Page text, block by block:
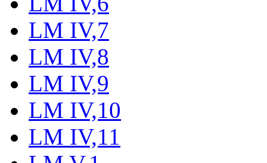
LM IV,7
LM IV,8
LM IV,9
LM IV,10
LM IV,11